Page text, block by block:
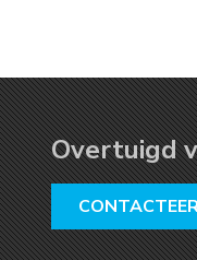
Overtuigd